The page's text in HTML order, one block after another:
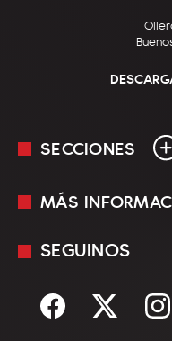
SECCIONES
En Vivo
Sociedad
MÁS
Mediakit
Términos y
SEGUINOS